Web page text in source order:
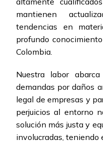
mantienen
tendencias en
profundo
Colombia.
Nuestra labor
demandas por daños
legal de empresas y
perjuicios al entorno
solución más justa y
involucradas,